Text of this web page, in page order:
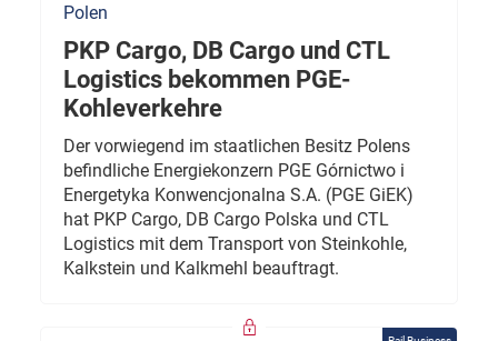
Polen
PKP Cargo, DB Cargo und CTL
Logistics bekommen PGE-
Kohleverkehre
Der vorwiegend im staatlichen Besitz Polens
befindliche Energiekonzern PGE Górnictwo i
Energetyka Konwencjonalna S.A. (PGE GiEK)
hat PKP Cargo, DB Cargo Polska und CTL
Logistics mit dem Transport von Steinkohle,
Kalkstein und Kalkmehl beauftragt.